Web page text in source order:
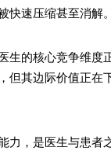
快速压缩甚至消解。
的核心竞争维度
但其边际价值正在
，是医生与患者